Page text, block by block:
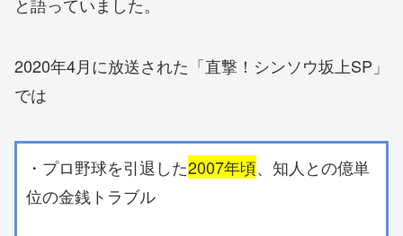
と語っていました。
2020年4月に放送された「直撃！シンソウ坂上SP」
では
・プロ野球を引退した2007年頃、知人との億単
位の金銭トラブル